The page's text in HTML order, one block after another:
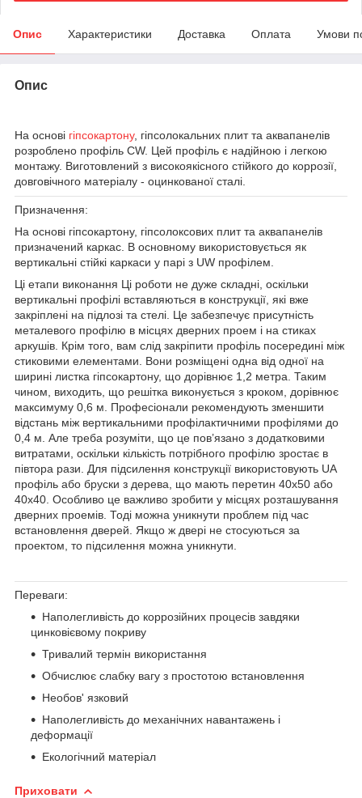
Опис Характеристики Доставка Оплата Умови
Опис
На основі гіпсокартону, гіпсолокальних плит та аквапанелів
розроблено профіль CW. Цей профіль є надійною і легкою
монтажу. Виготовлений з високоякісного стійкого до коррозії,
довговічного матеріалу - оцинкованої сталі.
Призначення:
На основі гіпсокартону, гіпсолоксових плит та аквапанелів
призначений каркас. В основному використовується як
вертикальні стійкі каркаси у парі з UW профілем.
Ці етапи виконання Ці роботи не дуже складні, оскільки
вертикальні профілі вставляються в конструкції, які вже
закріплені на підлозі та стелі. Це забезпечує присутність
металевого профілю в місцях дверних проем і на стиках
аркушів. Крім того, вам слід закріпити профіль посередині між
стиковими елементами. Вони розміщені одна від одної на
ширині листка гіпсокартону, що дорівнює 1,2 метра. Таким
чином, виходить, що решітка виконується з кроком, дорівнює
максимуму 0,6 м. Професіонали рекомендують зменшити
відстань між вертикальними профілактичними профілями до
0,4 м. Але треба розуміти, що це пов’язано з додатковими
витратами, оскільки кількість потрібного профілю зростає в
півтора рази. Для підсилення конструкції використовують UA
профіль або бруски з дерева, що мають перетин 40x50 або
40x40. Особливо це важливо зробити у місцях розташування
дверних проемів. Тоді можна уникнути проблем під час
встановлення дверей. Якщо ж двері не стосуються за
проектом, то підсилення можна уникнути.
Переваги:
Наполегливість до коррозійних процесів завдяки
цинковієвому покриву
Тривалий термін використання
Обчислює слабку вагу з простотою встановлення
Необов' язковий
Наполегливість до механічних навантажень і
деформації
Екологічний матеріал
Приховати